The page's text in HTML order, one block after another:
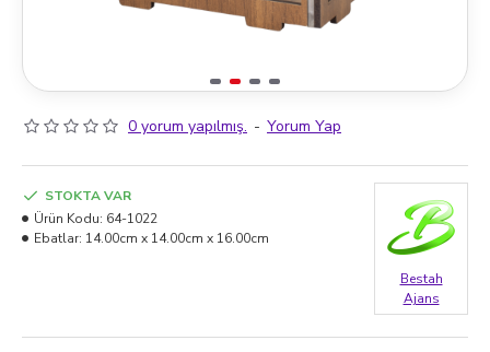
0 yorum yapılmış. - Yorum Yap
STOKTA VAR
Ürün Kodu: 64-1022
Ebatlar: 14.00cm x 14.00cm x 16.00cm
Bestah
Ajans